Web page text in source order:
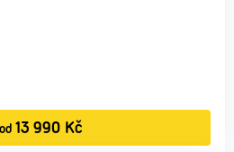
13 990 Kč